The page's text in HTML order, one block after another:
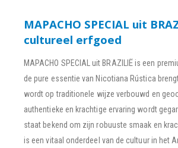
MAPACHO SPECIAL uit
cultureel erfgoed
MAPACHO SPECIAL uit BRAZILIË is een
de pure essentie van Nicotiana Rústica
wordt op traditionele wijze verbouwd en
authentieke en krachtige ervaring wordt
staat bekend om zijn robuuste smaak en
is een vitaal onderdeel van de cultuur in het